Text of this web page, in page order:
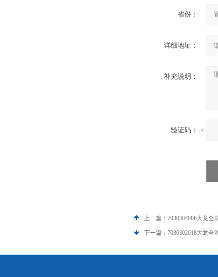
省份：
详细地址：
补充说明：
验证码：
上一篇： 7030304006大龙全
下一篇： 7030302018大龙全